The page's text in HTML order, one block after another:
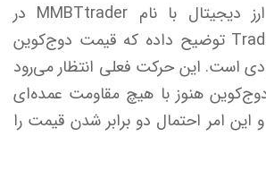
تحلیل‌گر ناشناس ارز دیجیتال با نام MMBTtrader در
وب‌سایت TradingView توضیح داده که قیمت دوج‌کوین
است. این حرکت فعلی انتظار می‌رود
دوج‌کوین هنوز با هیچ مقاومت عمده‌ای
این امر احتمال دو برابر شدن قیمت را